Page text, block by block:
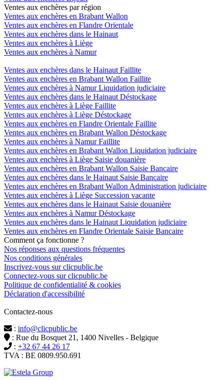
Ventes aux enchères par région
Ventes aux enchères en Brabant Wallon
Ventes aux enchères en Flandre Orientale
Ventes aux enchères dans le Hainaut
Ventes aux enchères à Liège
Ventes aux enchères à Namur
Ventes aux enchères dans le Hainaut Faillite
Ventes aux enchères en Brabant Wallon Faillite
Ventes aux enchères à Namur Liquidation judiciaire
Ventes aux enchères dans le Hainaut Déstockage
Ventes aux enchères à Liège Faillite
Ventes aux enchères à Liège Déstockage
Ventes aux enchères en Flandre Orientale Faillite
Ventes aux enchères en Brabant Wallon Déstockage
Ventes aux enchères à Namur Faillite
Ventes aux enchères en Brabant Wallon Liquidation judiciaire
Ventes aux enchères à Liège Saisie douanière
Ventes aux enchères en Brabant Wallon Saisie Bancaire
Ventes aux enchères dans le Hainaut Saisie Bancaire
Ventes aux enchères en Brabant Wallon Administration judiciaire
Ventes aux enchères à Liège Succession vacante
Ventes aux enchères dans le Hainaut Saisie douanière
Ventes aux enchères à Namur Déstockage
Ventes aux enchères dans le Hainaut Liquidation judiciaire
Ventes aux enchères en Flandre Orientale Saisie Bancaire
Comment ça fonctionne ?
Nos réponses aux questions fréquentes
Nos conditions générales
Inscrivez-vous sur clicpublic.be
Connectez-vous sur clicpublic.be
Politique de confidentialité & cookies
Déclaration d'accessibilité
Contactez-nous
: info@clicpublic.be
: Rue du Bosquet 21, 1400 Nivelles - Belgique
: +32 67 44 26 17
TVA : BE 0809.950.691